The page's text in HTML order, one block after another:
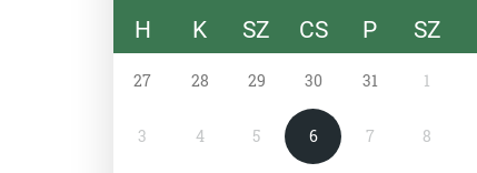
H K SZ CS P SZ
27 28 29 30 31 1
3 4 5 6 7 8